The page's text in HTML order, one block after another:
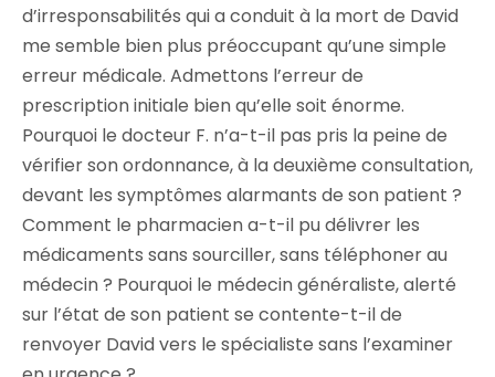
d’irresponsabilités qui a conduit à la mort de David
me semble bien plus préoccupant qu’une simple
erreur médicale. Admettons l’erreur de
prescription initiale bien qu’elle soit énorme.
Pourquoi le docteur F. n’a-t-il pas pris la peine de
vérifier son ordonnance, à la deuxième consultation,
devant les symptômes alarmants de son patient ?
Comment le pharmacien a-t-il pu délivrer les
médicaments sans sourciller, sans téléphoner au
médecin ? Pourquoi le médecin généraliste, alerté
sur l’état de son patient se contente-t-il de
renvoyer David vers le spécialiste sans l’examiner